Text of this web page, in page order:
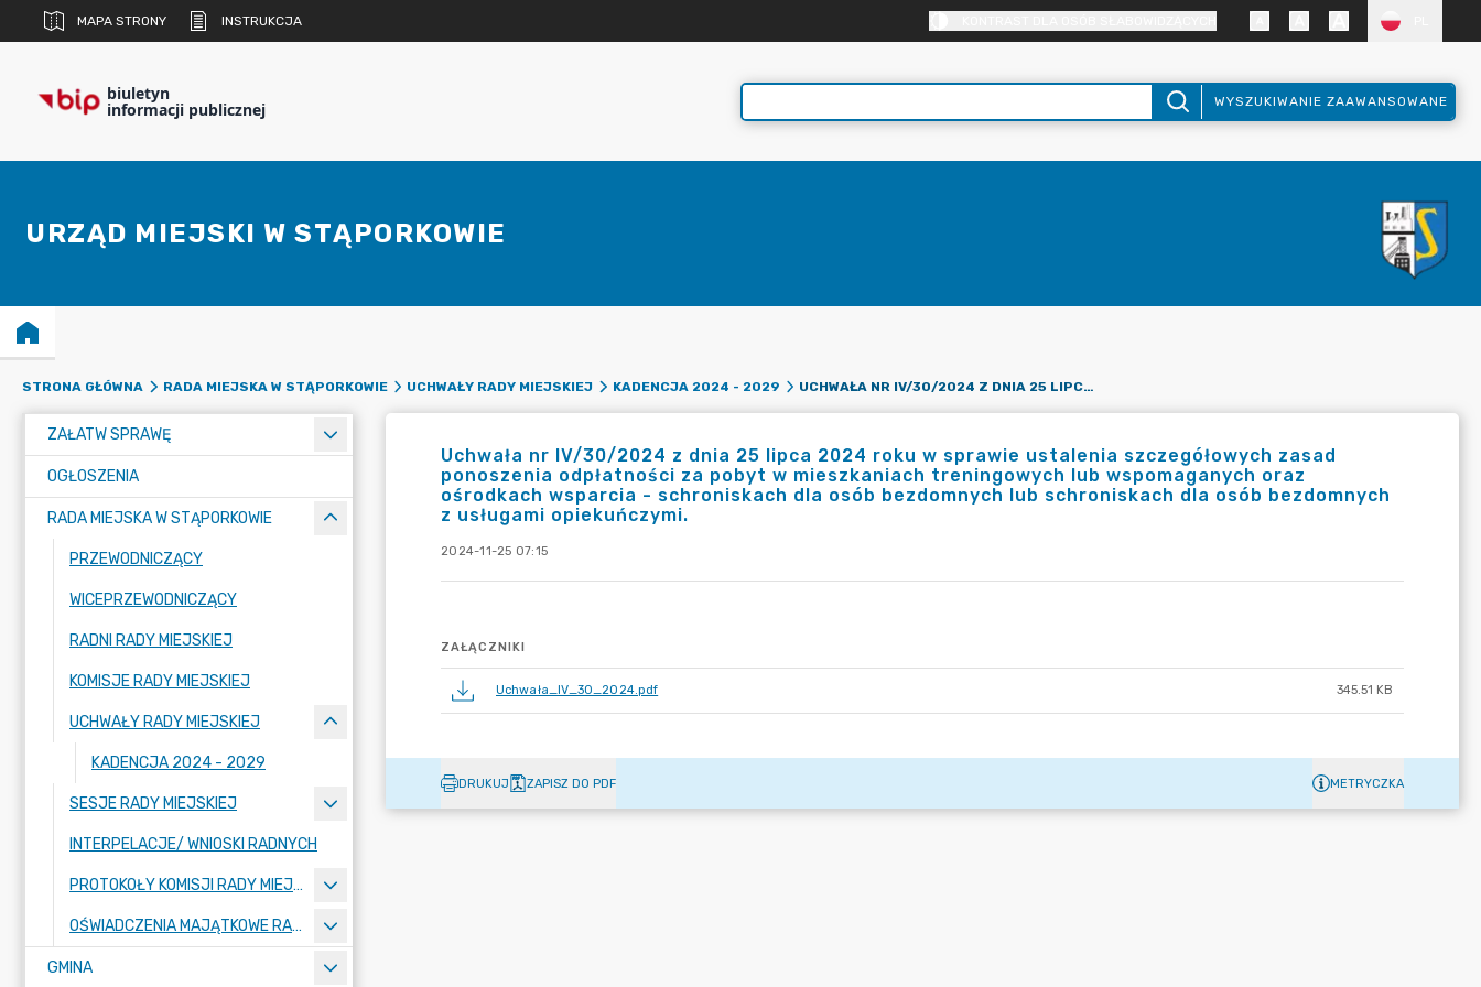
MAPA STRONY INSTRUKCJA
biuletyn
informacji publicznej WYSZUKIWANIE ZAAWANSOWANE
URZĄD MIEJSKI W STĄPORKOWIE
STRONA GŁÓWNA RADA MIEJSKA W STĄPORKOWIE UCHWAŁY RADY MIEJSKIEJ KADENCJA 2024 - 2029 UCHWAŁA NR IV/30/2024 Z DNIA 25 LIPCA 2024 ROKU W SPRAWIE USTALENIA SZCZEGÓŁOWYCH ZASAD PONOSZENIA ODPŁATNOŚCI ZA POBYT W MIESZKANIACH TRENINGOWYCH LUB WSPOMAGANYCH ORAZ OŚRODKACH WSPARCIA - SCHRONISKACH DLA OSÓB BEZDOMNYCH LUB SCHRONISKACH DLA OSÓB BEZDOMNYCH Z USŁUGAMI OPIEKUŃCZYMI.
ZAŁATW SPRAWĘ
OGŁOSZENIA
RADA MIEJSKA W STĄPORKOWIE
PRZEWODNICZĄCY
WICEPRZEWODNICZĄCY
RADNI RADY MIEJSKIEJ
KOMISJE RADY MIEJSKIEJ
UCHWAŁY RADY MIEJSKIEJ
KADENCJA 2024 - 2029
SESJE RADY MIEJSKIEJ
INTERPELACJE/ WNIOSKI RADNYCH
PROTOKOŁY KOMISJI RADY MIEJSKIEJ
OŚWIADCZENIA MAJĄTKOWE RADNYCH
GMINA
Uchwała nr IV/30/2024 z dnia 25 lipca 2024 roku w sprawie ustalenia szczegółowych zasad
ponoszenia odpłatności za pobyt w mieszkaniach treningowych lub wspomaganych oraz
ośrodkach wsparcia - schroniskach dla osób bezdomnych lub schroniskach dla osób bezdomnych
z usługami opiekuńczymi.
2024-11-25 07:15
ZAŁĄCZNIKI
Uchwała_IV_30_2024.pdf 345.51 KB
DRUKUJ ZAPISZ DO PDF METRYCZKA